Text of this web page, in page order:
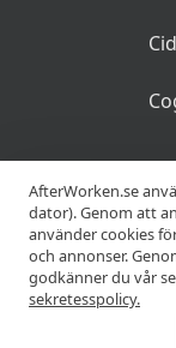
AfterWorken.se
dator). Genom att
använder cookies
och annonser.
godkänner du vår
sekretesspolicy.